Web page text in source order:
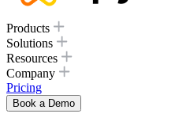
Products
Solutions
Resources
Company
Pricing
Book a Demo